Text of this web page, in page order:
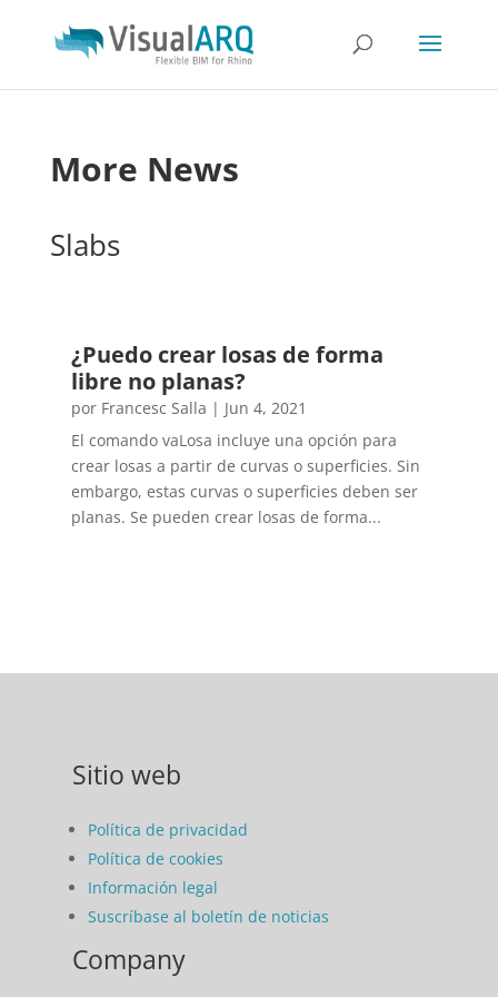
More News
Slabs
¿Puedo crear losas de forma
libre no planas?
por Francesc Salla | Jun 4, 2021
El comando vaLosa incluye una opción para
crear losas a partir de curvas o superficies. Sin
embargo, estas curvas o superficies deben ser
planas. Se pueden crear losas de forma...
Sitio web
Política de privacidad
Política de cookies
Información legal
Suscríbase al boletín de noticias
Company